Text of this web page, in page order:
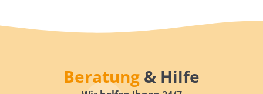
Beratung & Hilfe